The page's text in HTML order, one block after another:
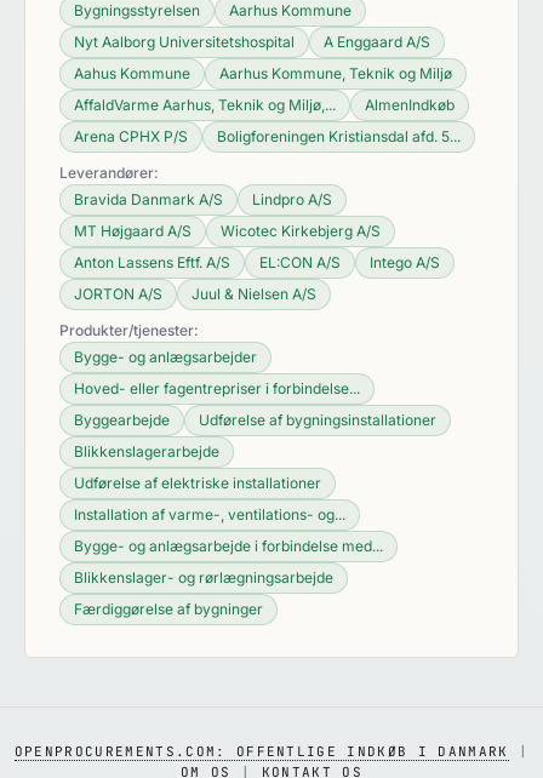
Bygningsstyrelsen
Aarhus Kommune
Nyt Aalborg Universitetshospital
A Enggaard A/S
Aahus Kommune
Aarhus Kommune, Teknik og Miljø
AffaldVarme Aarhus, Teknik og Miljø,...
AlmenIndkøb
Arena CPHX P/S
Boligforeningen Kristiansdal afd. 5...
Leverandører:
Bravida Danmark A/S
Lindpro A/S
MT Højgaard A/S
Wicotec Kirkebjerg A/S
Anton Lassens Eftf. A/S
EL:CON A/S
Intego A/S
JORTON A/S
Juul & Nielsen A/S
Produkter/tjenester:
Bygge- og anlægsarbejder
Hoved- eller fagentrepriser i forbindelse...
Byggearbejde
Udførelse af bygningsinstallationer
Blikkenslagerarbejde
Udførelse af elektriske installationer
Installation af varme-, ventilations- og...
Bygge- og anlægsarbejde i forbindelse med...
Blikkenslager- og rørlægningsarbejde
Færdiggørelse af bygninger
OPENPROCUREMENTS.COM: OFFENTLIGE INDKØB I DANMARK
OM OS
KONTAKT OS